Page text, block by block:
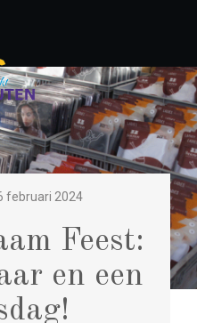
februari 2024
Feest:
en een